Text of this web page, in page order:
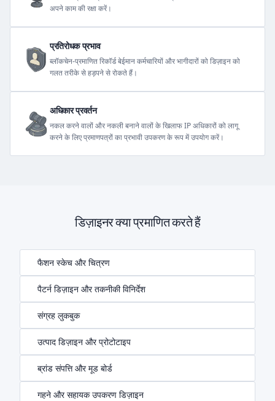
अपने काम की रक्षा करें।
प्रतिरोधक प्रभाव
ब्लॉकचेन-प्रमाणित रिकॉर्ड बेईमान कर्मचारियों और भागीदारों को डिज़ाइन को
गलत तरीके से हड़पने से रोकते हैं।
अधिकार प्रवर्तन
नकल करने वालों और नकली बनाने वालों के खिलाफ IP अधिकारों को लागू
करने के लिए प्रमाणपत्रों का प्रभावी उपकरण के रूप में उपयोग करें।
डिज़ाइनर क्या प्रमाणित करते हैं
फैशन स्केच और चित्रण
पैटर्न डिज़ाइन और तकनीकी विनिर्देश
संग्रह लुकबुक
उत्पाद डिज़ाइन और प्रोटोटाइप
ब्रांड संपत्ति और मूड बोर्ड
गहने और सहायक उपकरण डिज़ाइन